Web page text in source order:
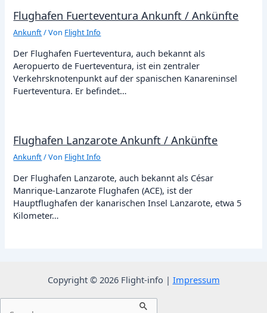
Flughafen Fuerteventura Ankunft / Ankünfte
Ankunft/ Von Flight Info
Der Flughafen Fuerteventura, auch bekannt als
Aeropuerto de Fuerteventura, ist ein zentraler
Verkehrsknotenpunkt auf der spanischen Kanareninsel
Fuerteventura. Er befindet…
Flughafen Lanzarote Ankunft / Ankünfte
Ankunft/ Von Flight Info
Der Flughafen Lanzarote, auch bekannt als César
Manrique-Lanzarote Flughafen (ACE), ist der
Hauptflughafen der kanarischen Insel Lanzarote, etwa 5
Kilometer…
Copyright © 2026 Flight-info | Impressum